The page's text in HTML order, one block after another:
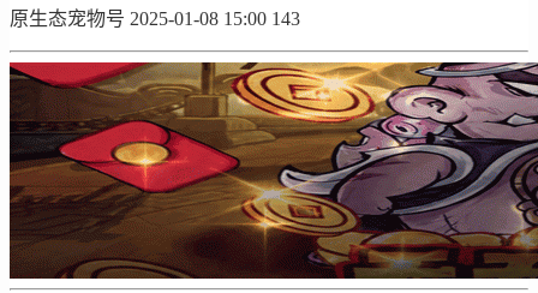
原生态宠物号 2025-01-08 15:00 143